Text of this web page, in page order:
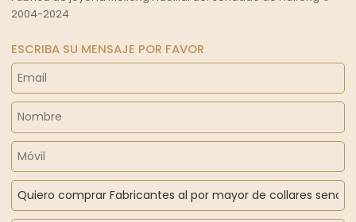
2004-2024
ESCRIBA SU MENSAJE POR FAVOR